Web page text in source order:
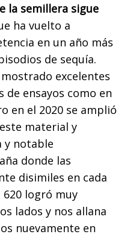
la semillera sigue
ha vuelto a
en un año más
de sequía.
excelentes
ensayos como en
en el 2020 se amplió
material y
y notable
donde las
disimiles en cada
logró muy
lados y nos allana
nuevamente en